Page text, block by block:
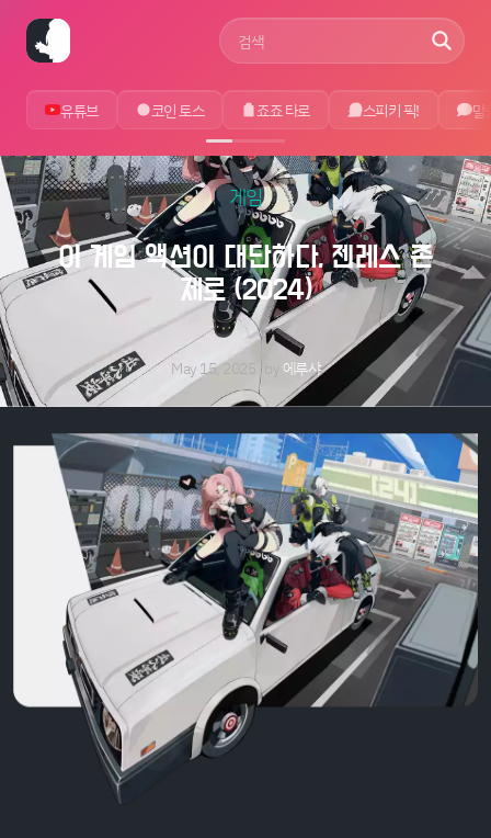
사이트 검색어
유튜브 코인 토스 죠죠 타로 스피키 픽! 말
게임
이 게임 액션이 대단하다, 젠레스 존
제로 (2024)
May 15, 2025 by 에루샤